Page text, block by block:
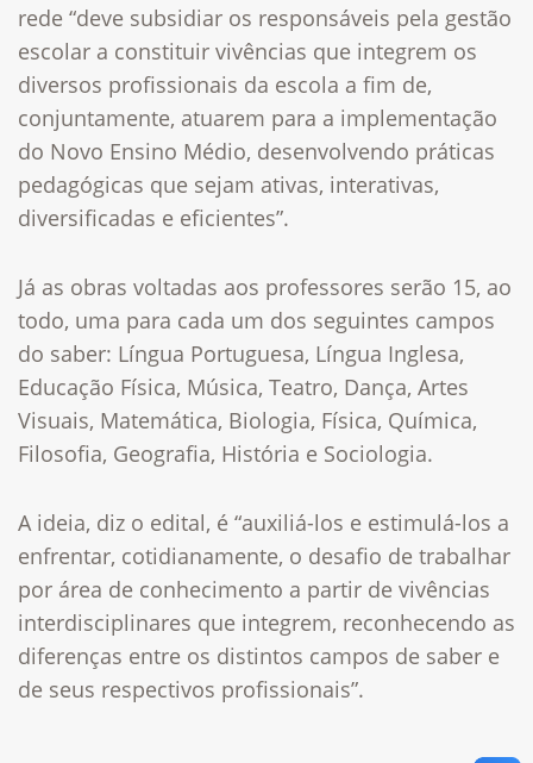
rede “deve subsidiar os responsáveis pela gestão
escolar a constituir vivências que integrem os
diversos profissionais da escola a fim de,
conjuntamente, atuarem para a implementação
do Novo Ensino Médio, desenvolvendo práticas
pedagógicas que sejam ativas, interativas,
diversificadas e eficientes”.
Já as obras voltadas aos professores serão 15, ao
todo, uma para cada um dos seguintes campos
do saber: Língua Portuguesa, Língua Inglesa,
Educação Física, Música, Teatro, Dança, Artes
Visuais, Matemática, Biologia, Física, Química,
Filosofia, Geografia, História e Sociologia.
A ideia, diz o edital, é “auxiliá-los e estimulá-los a
enfrentar, cotidianamente, o desafio de trabalhar
por área de conhecimento a partir de vivências
interdisciplinares que integrem, reconhecendo as
diferenças entre os distintos campos de saber e
de seus respectivos profissionais”.